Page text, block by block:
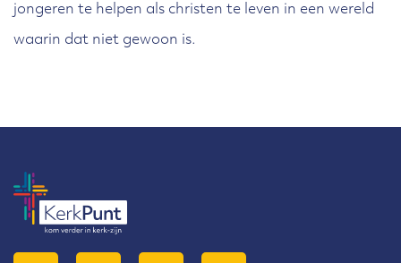
jongeren te helpen als christen te leven in een wereld
waarin dat niet gewoon is.